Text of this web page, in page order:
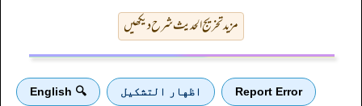
مزید تخریج الحدیث شرح دیکھیں
Report Error اظهار التشكيل 🔍 English